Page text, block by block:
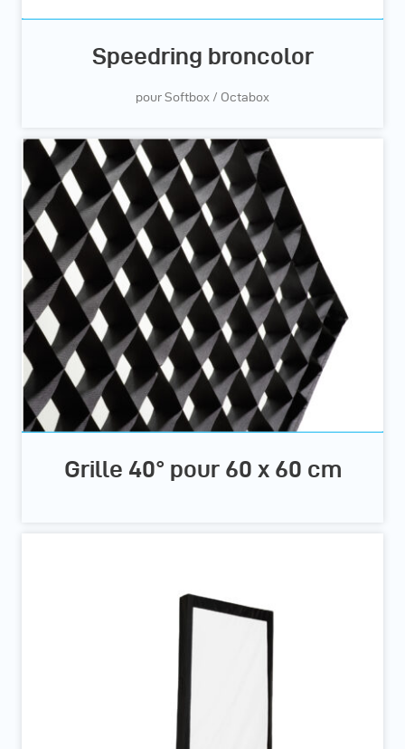
Speedring broncolor
pour Softbox / Octabox
Grille 40° pour 60 x 60 cm